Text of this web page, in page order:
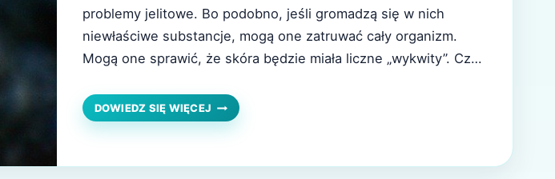
problemy jelitowe. Bo podobno, jeśli gromadzą się w nich
niewłaściwe substancje, mogą one zatruwać cały organizm.
Mogą one sprawić, że skóra będzie miała liczne „wykwity”. Czyli
występujące wągry. Co oznaczają zmiany na skórze? Zmiany na
skórne oznaczają, że w…
DOWIEDZ SIĘ WIĘCEJ OD
CZEGO
SKÓRNE?